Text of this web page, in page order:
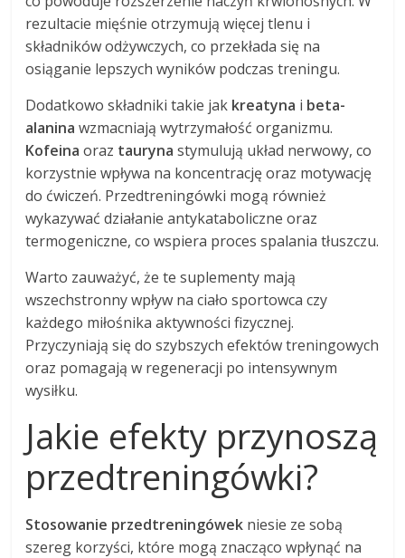
rezultacie mięśnie otrzymują więcej tlenu i
składników odżywczych, co przekłada się na
osiąganie lepszych wyników podczas treningu.
Dodatkowo składniki takie jak kreatyna i beta-
alanina wzmacniają wytrzymałość organizmu.
Kofeina oraz tauryna stymulują układ nerwowy, co
korzystnie wpływa na koncentrację oraz motywację
do ćwiczeń. Przedtreningówki mogą również
wykazywać działanie antykataboliczne oraz
termogeniczne, co wspiera proces spalania tłuszczu.
Warto zauważyć, że te suplementy mają
wszechstronny wpływ na ciało sportowca czy
każdego miłośnika aktywności fizycznej.
Przyczyniają się do szybszych efektów treningowych
oraz pomagają w regeneracji po intensywnym
wysiłku.
Jakie efekty przynoszą
przedtreningówki?
Stosowanie przedtreningówek niesie ze sobą
szereg korzyści, które mogą znacząco wpłynąć na